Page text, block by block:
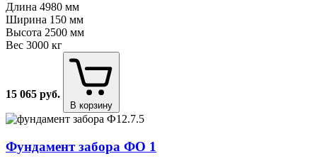
Длина 4980 мм
Ширина 150 мм
Высота 2500 мм
Вес 3000 кг
15 065 руб.
В корзину
Фундамент забора ФО 1